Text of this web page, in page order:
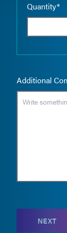
Quantity*
Additional
NEXT